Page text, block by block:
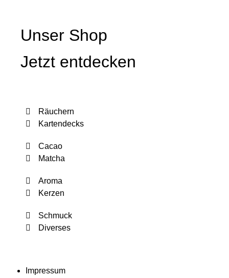
Unser Shop
Jetzt entdecken
Räuchern
Kartendecks
Cacao
Matcha
Aroma
Kerzen
Schmuck
Diverses
Impressum